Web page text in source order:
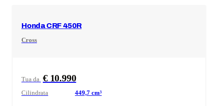
HondaCRF 450R
Cross
Tua da € 10.990
Cilindrata 449,7 cm³